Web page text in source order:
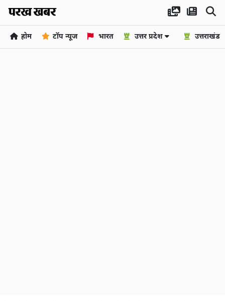
होम टॉप न्यूज भारत उत्तर प्रदेश उत्तराखंड